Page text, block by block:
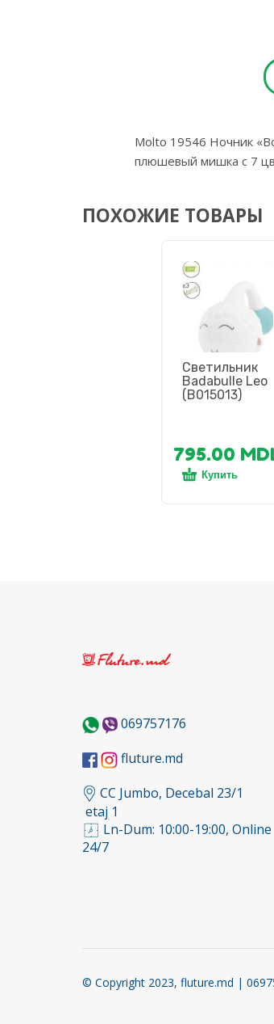
Molto 19546 Ночник
плюшевый мишка с 7
ПОХОЖИЕ ТОВАРЫ
Светильник
Badabulle Leo
(B015013)
795.00
Купить
069757176
fluture.md
CC Jumbo, Decebal 23/1
etaj 1
Ln-Dum: 10:00-19:00, Online
24/7
© Copyright 2023, fluture.md |